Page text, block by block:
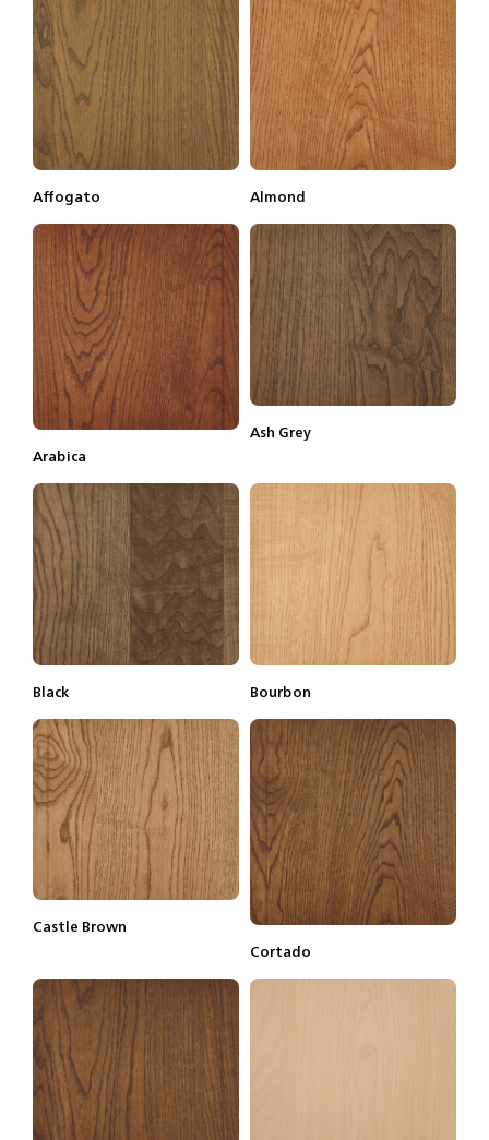
Lisätietoja
Affogato Lisätietoja
Almond
Lisätietoja
Arabica
Lisätietoja
Ash Grey
Lisätietoja
Black Lisätietoja
Bourbon
Lisätietoja
Castle Brown
Lisätietoja
Cortado